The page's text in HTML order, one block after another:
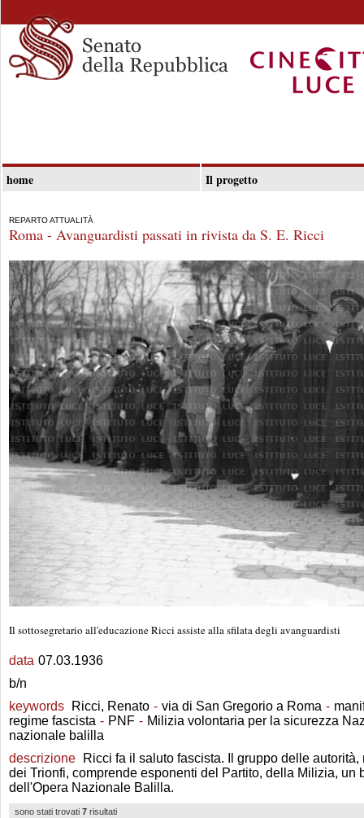
home Il progetto
REPARTO ATTUALITÀ
Roma - Avanguardisti passati in rivista da S. E. Ricci
Il sottosegretario all'educazione Ricci assiste alla sfilata degli avanguardisti
data 07.03.1936
b/n
keywords
Ricci, Renato - via di San Gregorio a Roma -
regime fascista - PNF - Milizia volontaria per la sicurezza
nazionale balilla
descrizione
Ricci fa il saluto fascista. Il gruppo delle
dei Trionfi, comprende esponenti del Partito, della Milizia, un
dell'Opera Nazionale Balilla.
sono stati trovati 7 risultati